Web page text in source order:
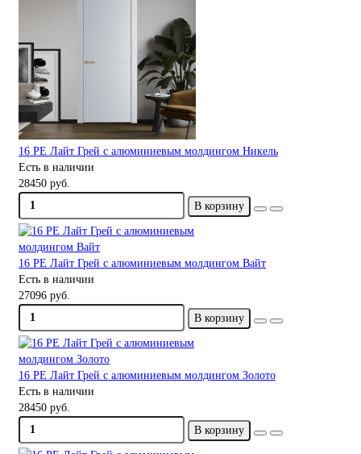
16 PE Лайт Грей с алюминиевым молдингом Никель
Есть в наличии
28450 руб.
В корзину
16 PE Лайт Грей с алюминиевым молдингом Вайт
Есть в наличии
27096 руб.
В корзину
16 PE Лайт Грей с алюминиевым молдингом Золото
Есть в наличии
28450 руб.
В корзину